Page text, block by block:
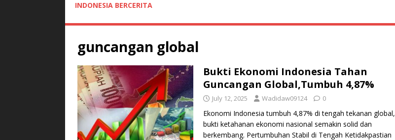
INDONESIA BERCERITA
guncangan global
Bukti Ekonomi Indonesia Tahan
Guncangan Global,Tumbuh 4,87%
July 12, 2025 Wadidaw09124 0
Ekonomi Indonesia tumbuh 4,87% di tengah tekanan global,
bukti ketahanan ekonomi nasional semakin solid dan
berkembang. Pertumbuhan Stabil di Tengah Ketidakpastian